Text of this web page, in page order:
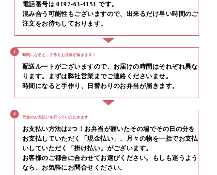
電話番号は 0197-63-4151 です。
混み合う可能性もございますので、出来るだけ早い時間のご
注文をお待ちしております。
3
時間になると、手作りお弁当が届きます！
配送ルートがございますので、お届けの時間はそれぞれ異な
ります。まずは弊社営業までご連絡くださいませ。
時間になると手作り、日替わりのお弁当が届きます。
4
代金のお支払いを行っていただきます
お支払い方法は2つ！お弁当が届いたその場でその日の分を
お支払していただく「現金払い」、月々の物を一括でお支払
いしていただく「掛け払い」がございます。
お客様のご都合に合わせてお選びください。もしも迷うよう
なら、お気軽にお問合せください。